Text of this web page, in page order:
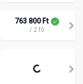
763 800 Ft
/ 2 fő